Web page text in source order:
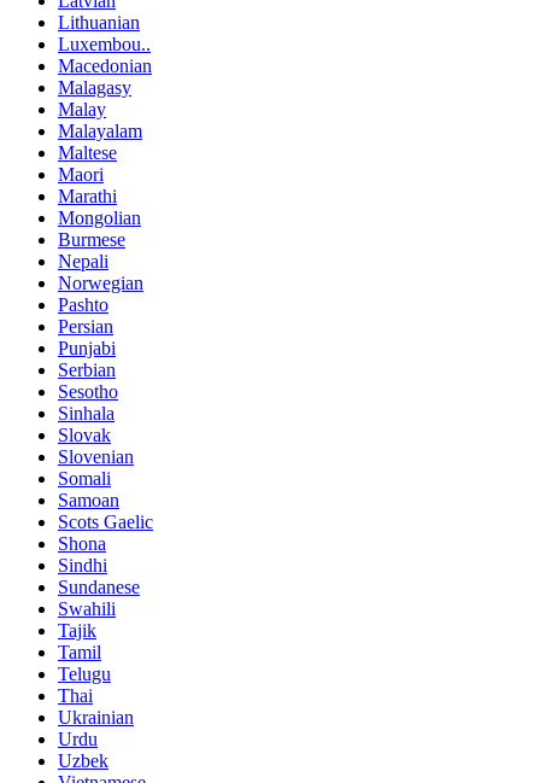
Lithuanian
Luxembou..
Macedonian
Malagasy
Malay
Malayalam
Maltese
Maori
Marathi
Mongolian
Burmese
Nepali
Norwegian
Pashto
Persian
Punjabi
Serbian
Sesotho
Sinhala
Slovak
Slovenian
Somali
Samoan
Scots Gaelic
Shona
Sindhi
Sundanese
Swahili
Tajik
Tamil
Telugu
Thai
Ukrainian
Urdu
Uzbek